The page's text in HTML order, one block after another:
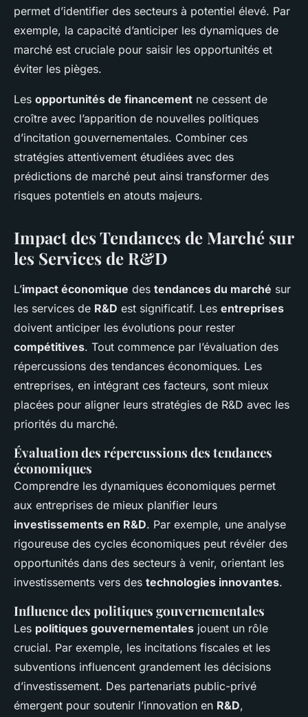
permet d’identifier des secteurs à potentiel élevé. Par
exemple, la capacité d’anticiper les dynamiques de
marché est cruciale pour saisir les opportunités et
éviter les pièges.
Les opportunités de financement ne cessent de
croître avec l’apparition de nouvelles politiques
d’incitation gouvernementales. Combiner ces
stratégies attentivement étudiées avec des
prédictions de marché peut ainsi transformer des
risques potentiels en atouts majeurs.
Impact des Tendances de Marché sur
les Services de R&D
L’impact économique des tendances du marché sur
les services de R&D est significatif. Les entreprises
doivent anticiper les évolutions pour rester
compétitives. Tout commence par l’évaluation des
répercussions des tendances économiques. Les
entreprises, en intégrant ces facteurs, sont mieux
placées pour aligner leurs stratégies de R&D avec les
priorités du marché.
Évaluation des répercussions des tendances
économiques
Comprendre les dynamiques économiques permet
aux entreprises de mieux planifier leurs
investissements en R&D. Par exemple, une analyse
rigoureuse des cycles économiques peut révéler des
opportunités dans des secteurs à venir, orientant les
investissements vers des technologies innovantes.
Influence des politiques gouvernementales
Les politiques gouvernementales jouent un rôle
crucial. Par exemple, les incitations fiscales et les
subventions influencent grandement les décisions
d’investissement. Des partenariats public-privé
émergent pour soutenir l’innovation en R&D,